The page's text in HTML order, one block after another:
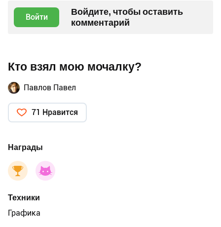
Войти
Войдите, чтобы оставить
комментарий
Кто взял мою мочалку?
Павлов Павел
71 Нравится
Награды
Техники
Графика